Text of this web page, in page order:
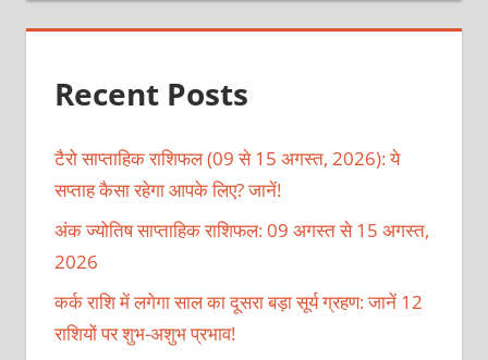
Recent Posts
टैरो साप्ताहिक राशिफल (09 से 15 अगस्त, 2026): ये
सप्ताह कैसा रहेगा आपके लिए? जानें!
अंक ज्योतिष साप्ताहिक राशिफल: 09 अगस्त से 15 अगस्त,
2026
कर्क राशि में लगेगा साल का दूसरा बड़ा सूर्य ग्रहण: जानें 12
राशियों पर शुभ-अशुभ प्रभाव!